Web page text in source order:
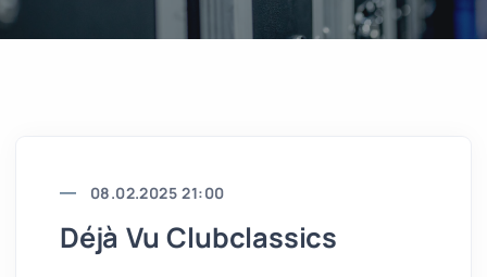
08.02.2025 21:00
Déjà Vu Clubclassics